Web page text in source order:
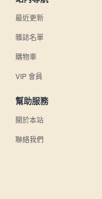
最近更新
雜誌名單
購物車
VIP 會員
幫助服務
關於本站
聯絡我們